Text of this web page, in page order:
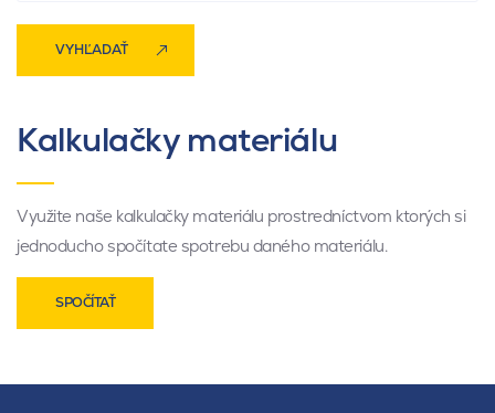
VYHĽADAŤ
Kalkulačky materiálu
Využite naše kalkulačky materiálu prostredníctvom ktorých si
jednoducho spočítate spotrebu daného materiálu.
SPOČÍTAŤ